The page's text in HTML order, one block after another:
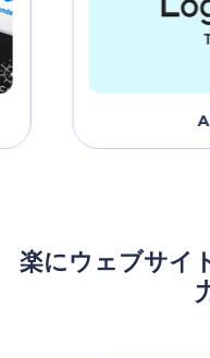
楽にウェブサイ